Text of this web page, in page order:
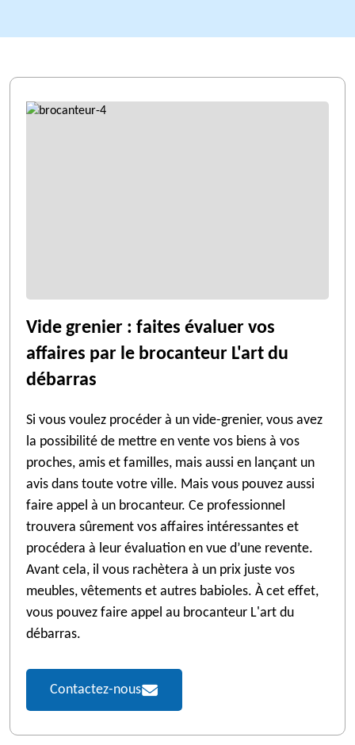
Vide grenier : faites évaluer vos
affaires par le brocanteur L'art du
débarras
Si vous voulez procéder à un vide-grenier, vous avez
la possibilité de mettre en vente vos biens à vos
proches, amis et familles, mais aussi en lançant un
avis dans toute votre ville. Mais vous pouvez aussi
faire appel à un brocanteur. Ce professionnel
trouvera sûrement vos affaires intéressantes et
procédera à leur évaluation en vue d’une revente.
Avant cela, il vous rachètera à un prix juste vos
meubles, vêtements et autres babioles. À cet effet,
vous pouvez faire appel au brocanteur L'art du
débarras.
Contactez-nous